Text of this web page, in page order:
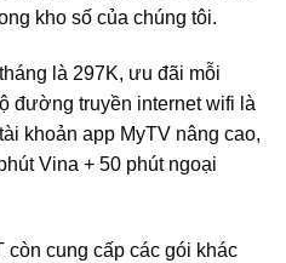
kho số của chúng tôi.
là 297K, ưu đãi mỗi
đường truyền internet wifi là
khoản app MyTV nâng cao,
Vina + 50 phút ngoại
cung cấp các gói khác